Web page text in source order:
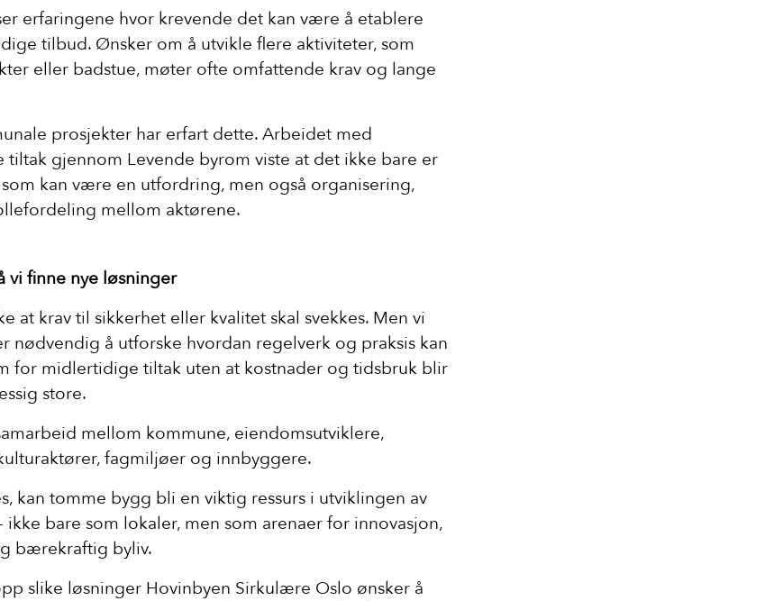
erfaringene hvor krevende det kan være å etablere
tilbud. Ønsker om å utvikle flere aktiviteter, som
eller badstue, møter ofte omfattende krav og lange
prosjekter har erfart dette. Arbeidet med
gjennom Levende byrom viste at det ikke bare er
kan være en utfordring, men også organisering,
mellom aktørene.
vi finne nye løsninger
at krav til sikkerhet eller kvalitet skal svekkes. Men vi
nødvendig å utforske hvordan regelverk og praksis kan
for midlertidige tiltak uten at kostnader og tidsbruk blir
store.
mellom kommune, eiendomsutviklere,
fagmiljøer og innbyggere.
kan tomme bygg bli en viktig ressurs i utviklingen av
ikke bare som lokaler, men som arenaer for innovasjon,
bærekraftig byliv.
slike løsninger Hovinbyen Sirkulære Oslo ønsker å